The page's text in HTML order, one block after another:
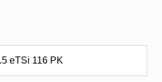
eTSi 116 PK